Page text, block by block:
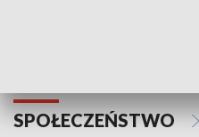
SPOŁECZEŃSTWO